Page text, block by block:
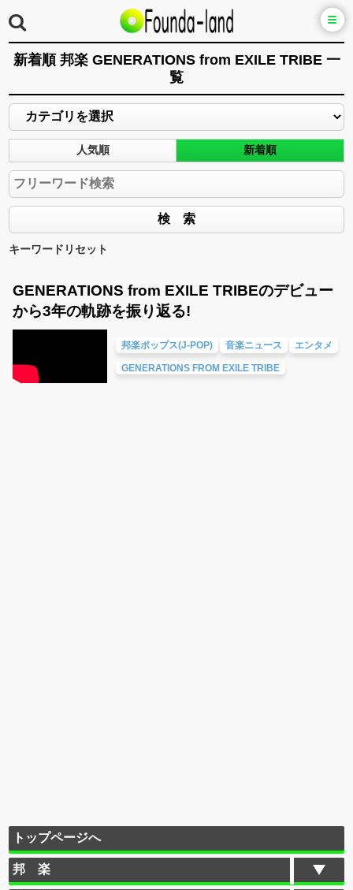
新着順 邦楽 GENERATIONS from EXILE TRIBE 一
覧
人気順 新着順
キーワードリセット
GENERATIONS from EXILE TRIBEのデビュー
から3年の軌跡を振り返る!
邦楽ポップス(J-POP) 音楽ニュース エンタメ
GENERATIONS FROM EXILE TRIBE
トップページへ
邦 楽